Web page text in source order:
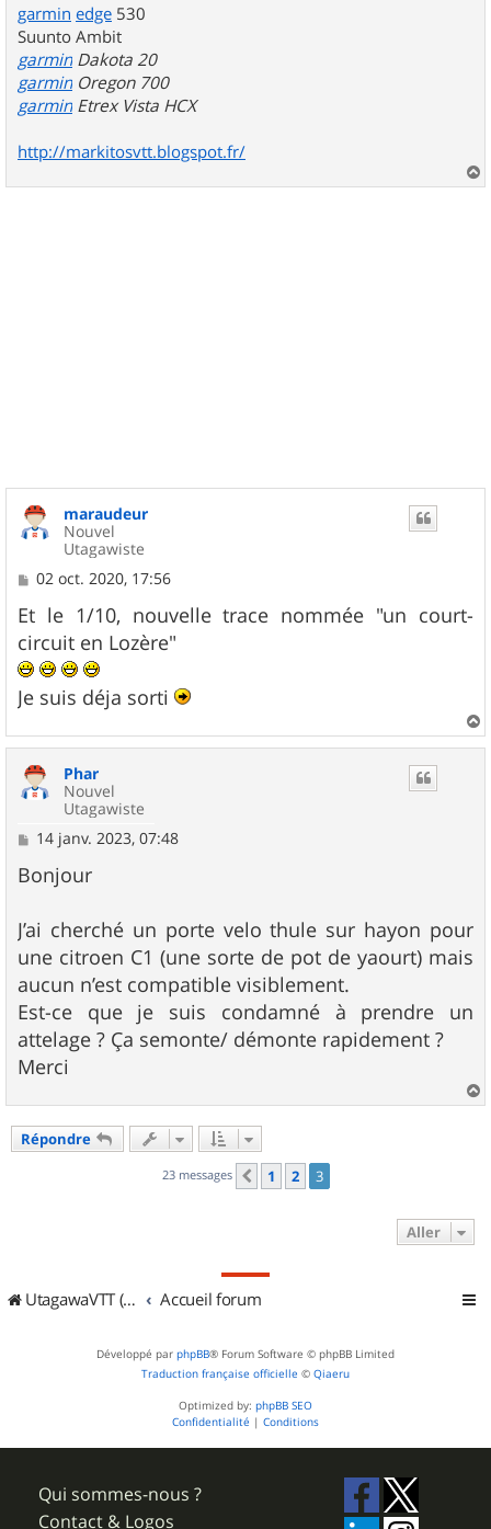
garmin edge 530
Suunto Ambit
garmin Dakota 20
garmin Oregon 700
garmin Etrex Vista HCX
http://markitosvtt.blogspot.fr/
a
maraudeur
Nouvel
Utagawiste
M
s
s
a
g
e
02 oct. 2020, 17:56
Et le 1/10, nouvelle trace nommée "un court-
circuit en Lozère"
Je suis déja sorti
a
Phar
Nouvel
Utagawiste
M
s
s
g
e
14 janv. 2023, 07:48
Bonjour
J’ai cherché un porte velo thule sur hayon pour
une citroen C1 (une sorte de pot de yaourt) mais
aucun n’est compatible visiblement.
Est-ce que je suis condamné à prendre un
attelage ? Ça semonte/ démonte rapidement ?
Merci
a
Répondre
23 messages Précédent
1 2 3
Aller
UtagawaVTT (Randos VTT et VTTAE avec traces GPS) Accueil forum
Développé par phpBB® Forum Software © phpBB Limited
Traduction française officielle © Qiaeru
Optimized by: phpBB SEO
Confidentialité | Conditions
Qui sommes-nous ?
Contact & Logos